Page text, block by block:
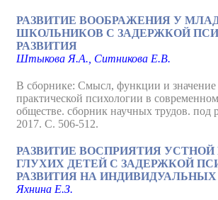
РАЗВИТИЕ ВООБРАЖЕНИЯ У
ШКОЛЬНИКОВ С ЗАДЕРЖКОЙ
РАЗВИТИЯ
Штыкова Я.А., Ситникова Е.В.
В сборнике: Смысл, функции и значение
практической психологии в современном
обществе. сборник научных трудов. под
2017. С. 506-512.
РАЗВИТИЕ ВОСПРИЯТИЯ УСТНОЙ
ГЛУХИХ ДЕТЕЙ С ЗАДЕРЖКОЙ
РАЗВИТИЯ НА
Яхнина Е.З.